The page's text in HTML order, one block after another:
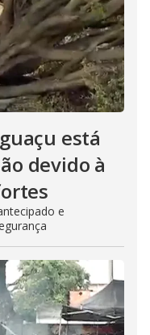
está
devido à
e